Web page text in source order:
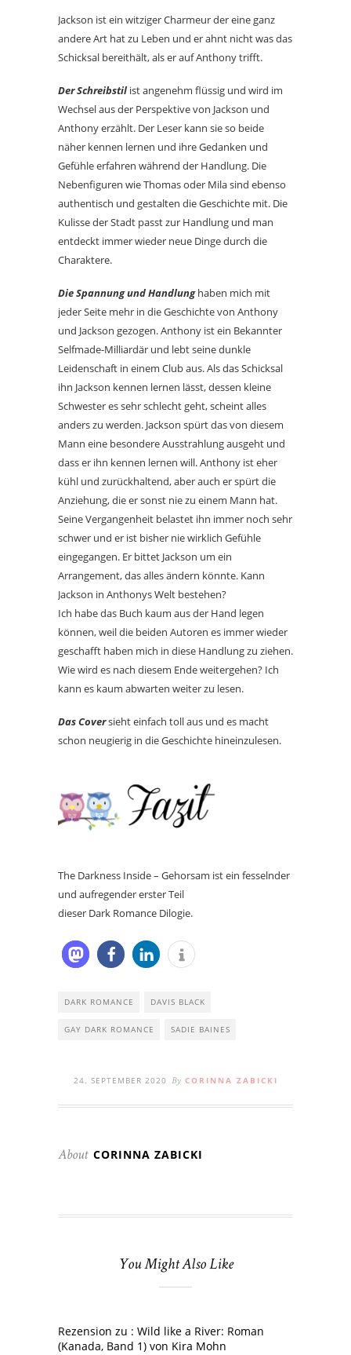
Jackson ist ein witziger Charmeur der eine ganz
andere Art hat zu Leben und er ahnt nicht was das
Schicksal bereithält, als er auf Anthony trifft.
Der Schreibstilist angenehm flüssig und wird im
Wechsel aus der Perspektive von Jackson und
Anthony erzählt. Der Leser kann sie so beide
näher kennen lernen und ihre Gedanken und
Gefühle erfahren während der Handlung. Die
Nebenfiguren wie Thomas oder Mila sind ebenso
authentisch und gestalten die Geschichte mit. Die
Kulisse der Stadt passt zur Handlung und man
entdeckt immer wieder neue Dinge durch die
Charaktere.
Die Spannung und Handlunghaben mich mit
jeder Seite mehr in die Geschichte von Anthony
und Jackson gezogen. Anthony ist ein Bekannter
Selfmade-Milliardär und lebt seine dunkle
Leidenschaft in einem Club aus. Als das Schicksal
ihn Jackson kennen lernen lässt, dessen kleine
Schwester es sehr schlecht geht, scheint alles
anders zu werden. Jackson spürt das von diesem
Mann eine besondere Ausstrahlung ausgeht und
dass er ihn kennen lernen will. Anthony ist eher
kühl und zurückhaltend, aber auch er spürt die
Anziehung, die er sonst nie zu einem Mann hat.
Seine Vergangenheit belastet ihn immer noch sehr
schwer und er ist bisher nie wirklich Gefühle
eingegangen. Er bittet Jackson um ein
Arrangement, das alles ändern könnte. Kann
Jackson in Anthonys Welt bestehen?
Ich habe das Buch kaum aus der Hand legen
können, weil die beiden Autoren es immer wieder
geschafft haben mich in diese Handlung zu ziehen.
Wie wird es nach diesem Ende weitergehen? Ich
kann es kaum abwarten weiter zu lesen.
Das Coversieht einfach toll aus und es macht
schon neugierig in die Geschichte hineinzulesen.
The Darkness Inside – Gehorsam ist ein fesselnder
und aufregender erster Teil
dieser Dark Romance Dilogie.
DARK ROMANCE DAVIS BLACK
GAY DARK ROMANCE SADIE BAINES
24. SEPTEMBER 2020 By CORINNA ZABICKI
About CORINNA ZABICKI
You Might Also Like
Rezension zu : Wild like a River: Roman
(Kanada, Band 1) von Kira Mohn